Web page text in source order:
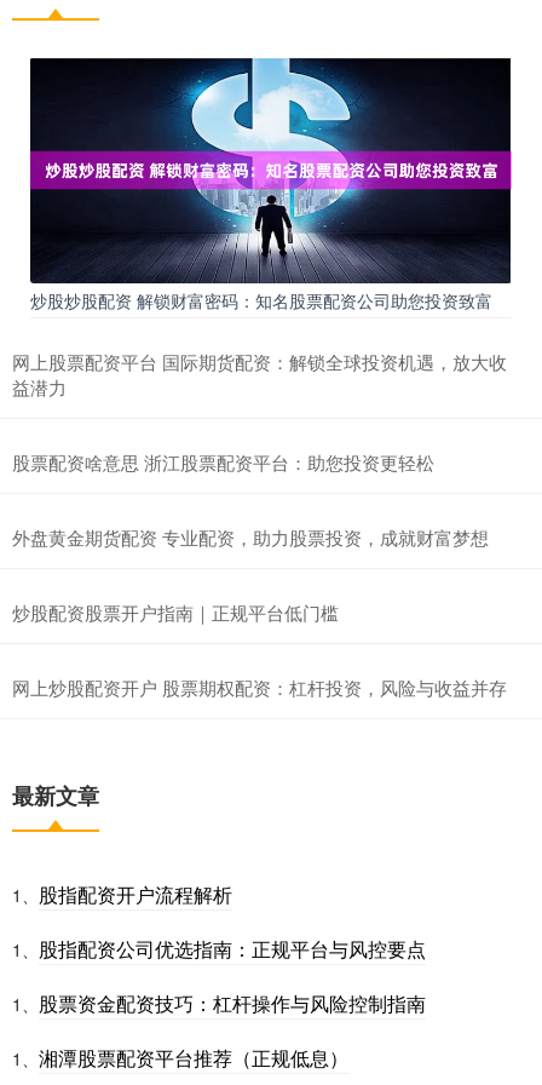
炒股炒股配资 解锁财富密码：知名股票配资公司助您投资致富
网上股票配资平台 国际期货配资：解锁全球投资机遇，放大收
益潜力
股票配资啥意思 浙江股票配资平台：助您投资更轻松
外盘黄金期货配资 专业配资，助力股票投资，成就财富梦想
炒股配资股票开户指南｜正规平台低门槛
网上炒股配资开户 股票期权配资：杠杆投资，风险与收益并存
最新文章
1、 股指配资开户流程解析
1、 股指配资公司优选指南：正规平台与风控要点
1、 股票资金配资技巧：杠杆操作与风险控制指南
1、 湘潭股票配资平台推荐（正规低息）